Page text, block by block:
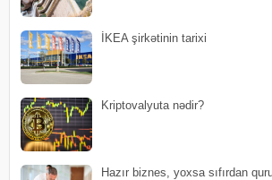
İKEA şirkətinin tarixi
Kriptovalyuta nədir?
Hazır biznes, yoxsa sıfırdan